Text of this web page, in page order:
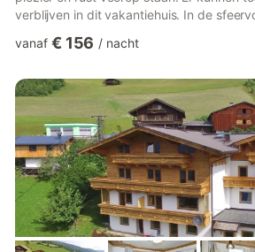
verblijven in dit vakantiehuis. In de
haard, een lekkere maaltijd nuttigen in de
Vanaf het balkon kijk je uit over de
zijn in totaal vier slaapkamers, drie
vanaf € 156 / nacht